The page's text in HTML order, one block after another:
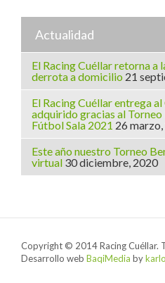
Actualidad
El Racing Cuéllar retorna a
derrota a domicilio 21
El Racing Cuéllar entrega
adquirido gracias al
Fútbol Sala 2021 26
Este año nuestro Torneo
virtual 30 diciembre, 2020
Copyright © 2014 Racing Cuéllar.
Desarrollo web BaqiMedia by